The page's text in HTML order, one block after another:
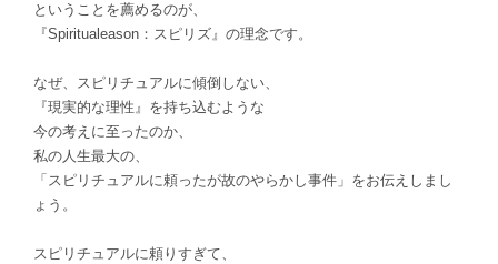
ということを薦めるのが、
『Spiritualeason：スピリズ』の理念です。
なぜ、スピリチュアルに傾倒しない、
『現実的な理性』を持ち込むような
今の考えに至ったのか、
私の人生最大の、
「スピリチュアルに頼ったが故のやらかし事件」をお伝えしまし
ょう。
スピリチュアルに頼りすぎて、